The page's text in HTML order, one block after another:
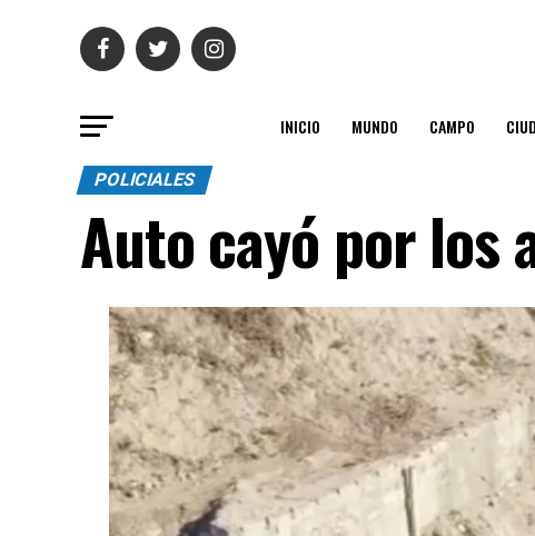
INICIO MUNDO CAMPO
POLICIALES
Auto cayó por los